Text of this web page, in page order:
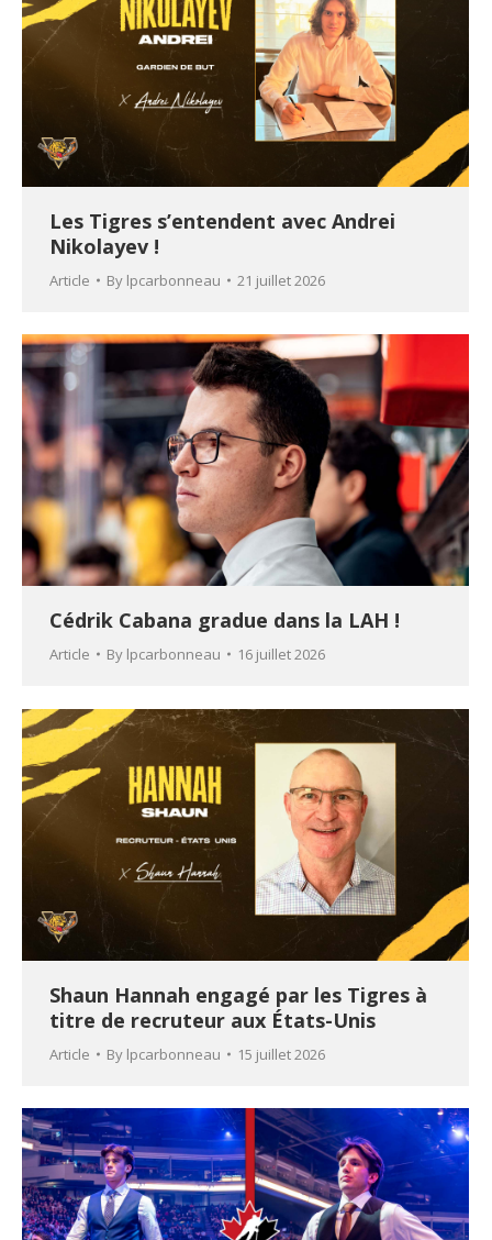
Les Tigres s’entendent avec Andrei
Nikolayev !
Article By lpcarbonneau 21 juillet 2026
Cédrik Cabana gradue dans la LAH !
Article By lpcarbonneau 16 juillet 2026
Shaun Hannah engagé par les Tigres à
titre de recruteur aux États-Unis
Article By lpcarbonneau 15 juillet 2026